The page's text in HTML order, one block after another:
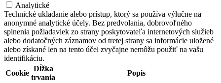
Analytické
Technické ukladanie alebo prístup, ktorý sa používa výlučne na
anonymné analytické účely. Bez predvolania, dobrovoľného
splnenia požiadaviek zo strany poskytovateľa internetových služieb
alebo dodatočných záznamov od tretej strany sa informácie uložené
alebo získané len na tento účel zvyčajne nemôžu použiť na vašu
identifikáciu.
Cookie
Dĺžka
trvania
Popis